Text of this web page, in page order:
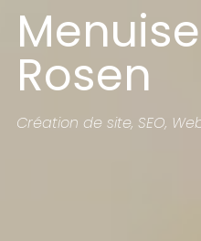
Rosen
Création de site, SEO,